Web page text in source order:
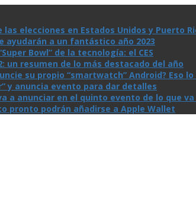
elecciones en Estados Unidos y Puerto
ayudarán a un fantástico año 2023
Bowl” de la tecnologí­a: el CES
un resumen de lo más destacado del año
su propio “smartwatch” Android? Eso
y anuncia evento para dar detalles
a anunciar en el quinto evento de lo que
pronto podrán añadirse a Apple Wallet